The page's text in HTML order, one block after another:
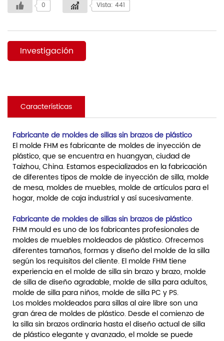
0 Vista: 441
Investigación
Características
Fabricante de moldes de sillas sin brazos de plástico
El molde FHM es fabricante de moldes de inyección de
plástico, que se encuentra en huangyan, ciudad de
Taizhou, China. Estamos especializados en la fabricación
de diferentes tipos de molde de inyección de silla, molde
de mesa, moldes de muebles, molde de artículos para el
hogar, molde de caja industrial y así sucesivamente.
Fabricante de moldes de sillas sin brazos de plástico
FHM mould es uno de los fabricantes profesionales de
moldes de muebles moldeados de plástico. Ofrecemos
diferentes tamaños, formas y diseño del molde de la silla
según los requisitos del cliente. El molde FHM tiene
experiencia en el molde de silla sin brazo y brazo, molde
de silla de diseño agradable, molde de silla para adultos,
molde de silla para niños, molde de silla PC y PS.
Los moldes moldeados para sillas al aire libre son una
gran área de moldes de plástico. Desde el comienzo de
la silla sin brazos ordinaria hasta el diseño actual de silla
de plástico elegante y avanzado, el molde se puede